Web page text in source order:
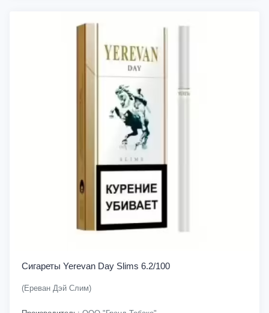
Сигареты Yerevan Day Slims 6.2/100
(Ереван Дэй Слим)